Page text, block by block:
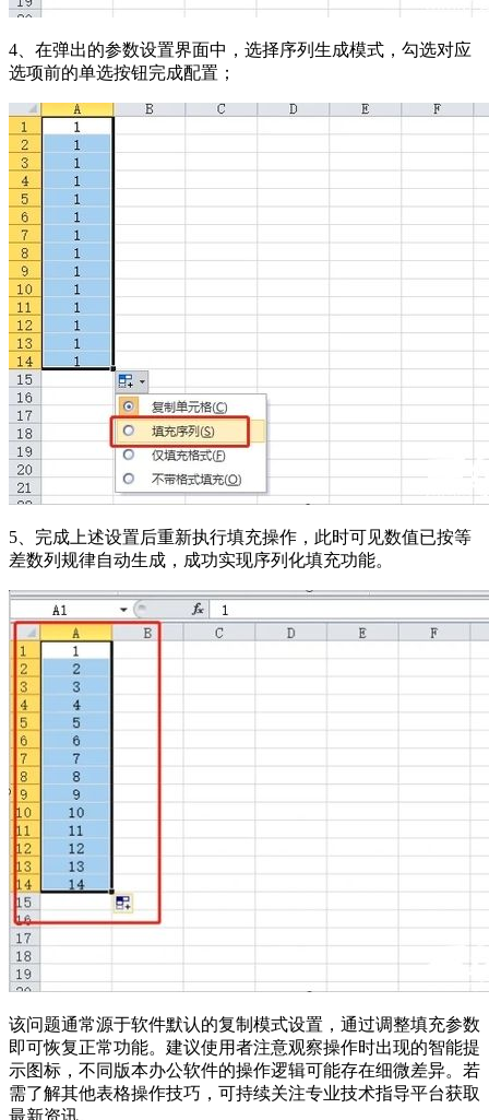
4、在弹出的参数设置界面中，选择序列生成模式，勾选对应
选项前的单选按钮完成配置；
5、完成上述设置后重新执行填充操作，此时可见数值已按等
差数列规律自动生成，成功实现序列化填充功能。
该问题通常源于软件默认的复制模式设置，通过调整填充参数
即可恢复正常功能。建议使用者注意观察操作时出现的智能提
示图标，不同版本办公软件的操作逻辑可能存在细微差异。若
需了解其他表格操作技巧，可持续关注专业技术指导平台获取
最新资讯。